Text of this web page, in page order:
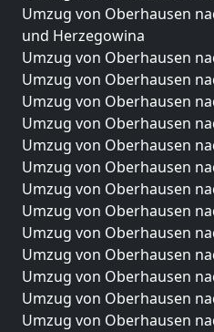
Umzug von Oberhausen
und Herzegowina
Umzug von Oberhausen
Umzug von Oberhausen
Umzug von Oberhausen
Umzug von Oberhausen
Umzug von Oberhausen
Umzug von Oberhausen
Umzug von Oberhausen
Umzug von Oberhausen
Umzug von Oberhausen
Umzug von Oberhausen
Umzug von Oberhausen
Umzug von Oberhausen
Umzug von Oberhausen